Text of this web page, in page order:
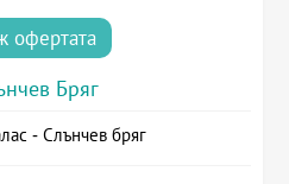
офертата
Бряг
- Слънчев бряг